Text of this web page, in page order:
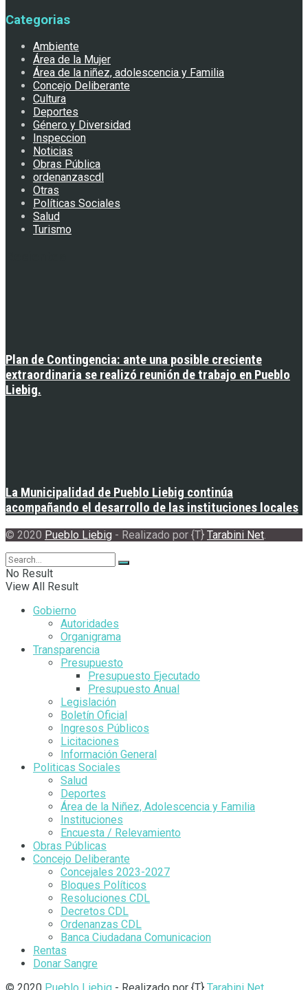
Categorias
Ambiente
Área de la Mujer
Área de la niñez, adolescencia y Familia
Concejo Deliberante
Cultura
Deportes
Género y Diversidad
Inspeccion
Noticias
Obras Pública
ordenanzascdl
Otras
Políticas Sociales
Salud
Turismo
Plan de Contingencia: ante una posible creciente
extraordinaria se realizó reunión de trabajo en Pueblo
Liebig.
La Municipalidad de Pueblo Liebig continúa
acompañando el desarrollo de las instituciones locales
© 2020 Pueblo Liebig - Realizado por {T} Tarabini Net
No Result
View All Result
Gobierno
Autoridades
Organigrama
Transparencia
Presupuesto
Presupuesto Ejecutado
Presupuesto Anual
Legislación
Boletín Oficial
Ingresos Públicos
Licitaciones
Información General
Politicas Sociales
Salud
Deportes
Área de la Niñez, Adolescencia y Familia
Instituciones
Encuesta / Relevamiento
Obras Públicas
Concejo Deliberante
Concejales 2023-2027
Bloques Políticos
Resoluciones CDL
Decretos CDL
Ordenanzas CDL
Banca Ciudadana Comunicacion
Rentas
Donar Sangre
© 2020 Pueblo Liebig - Realizado por {T} Tarabini Net